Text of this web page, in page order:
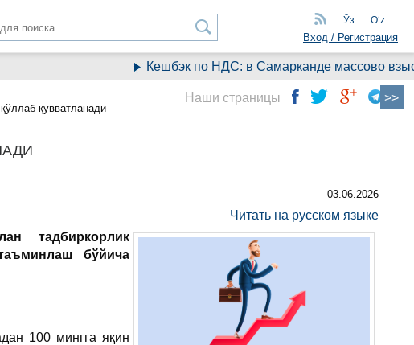
Ўз Oʻz
Вход / Регистрация
Кешбэк по НДС: в Самарканде массово
қувватланади
03.06.2026
Читать на русском языке
тадбиркорлик
бўйича
100 мингга яқин
Наши страницы